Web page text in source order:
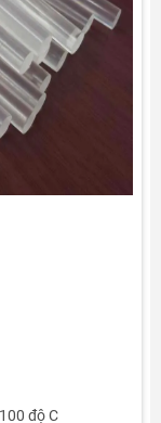
độ C